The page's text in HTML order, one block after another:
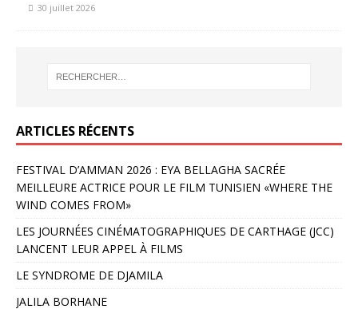
30 juillet 2026
ARTICLES RÉCENTS
FESTIVAL D’AMMAN 2026 : EYA BELLAGHA SACRÉE
MEILLEURE ACTRICE POUR LE FILM TUNISIEN «WHERE THE
WIND COMES FROM»
LES JOURNÉES CINÉMATOGRAPHIQUES DE CARTHAGE (JCC)
LANCENT LEUR APPEL À FILMS
LE SYNDROME DE DJAMILA
JALILA BORHANE